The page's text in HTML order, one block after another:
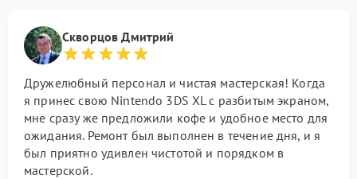
Скворцов Дмитрий
Дружелюбный персонал и чистая мастерская! Когда
я принес свою Nintendo 3DS XL с разбитым экраном,
мне сразу же предложили кофе и удобное место для
ожидания. Ремонт был выполнен в течение дня, и я
был приятно удивлен чистотой и порядком в
мастерской.